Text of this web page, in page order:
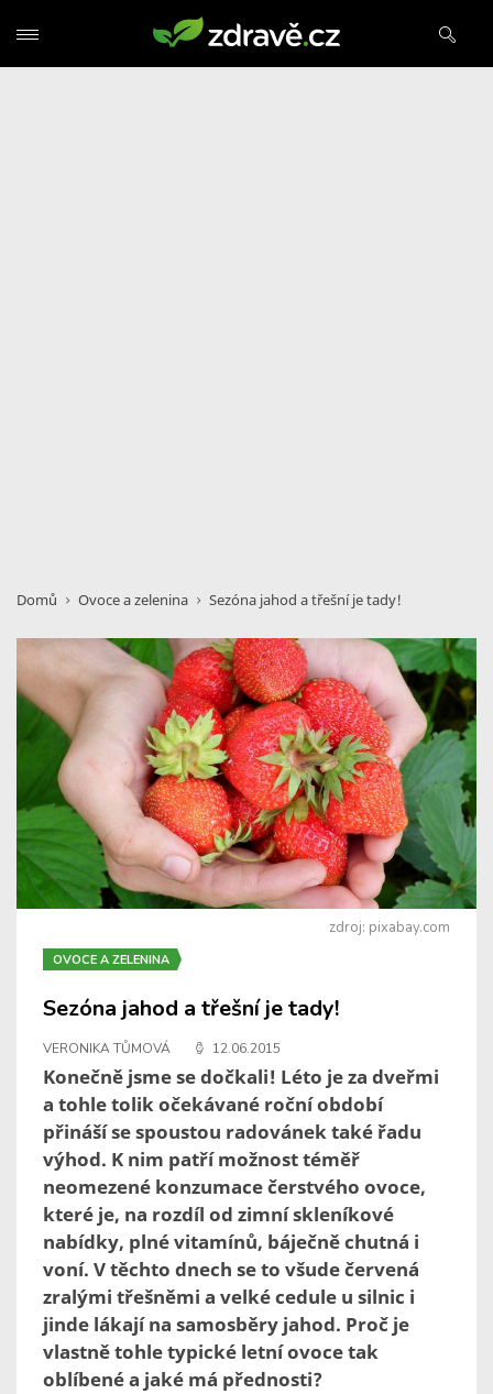
Domů Ovoce a zelenina Sezóna jahod a třešní je tady!
zdroj: pixabay.com
OVOCE A ZELENINA
Sezóna jahod a třešní je tady!
VERONIKA TŮMOVÁ 12.06.2015
Konečně jsme se dočkali! Léto je za dveřmi
a tohle tolik očekávané roční období
přináší se spoustou radovánek také řadu
výhod. K nim patří možnost téměř
neomezené konzumace čerstvého ovoce,
které je, na rozdíl od zimní skleníkové
nabídky, plné vitamínů, báječně chutná i
voní. V těchto dnech se to všude červená
zralými třešněmi a velké cedule u silnic i
jinde lákají na samosběry jahod. Proč je
vlastně tohle typické letní ovoce tak
oblíbené a jaké má přednosti?